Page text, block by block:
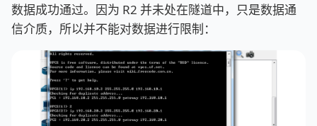
数据成功通过。因为 R2 并未处在隧道中，只是数据通
信介质，所以并不能对数据进行限制：